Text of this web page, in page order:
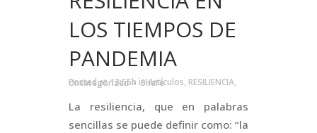
LOS TIEMPOS DE
PANDEMIA
Posted at 13:56h inArtículos, RESILIENCIA,
Uncategorized Share
La resiliencia, que en palabras
sencillas se puede definir como: “la